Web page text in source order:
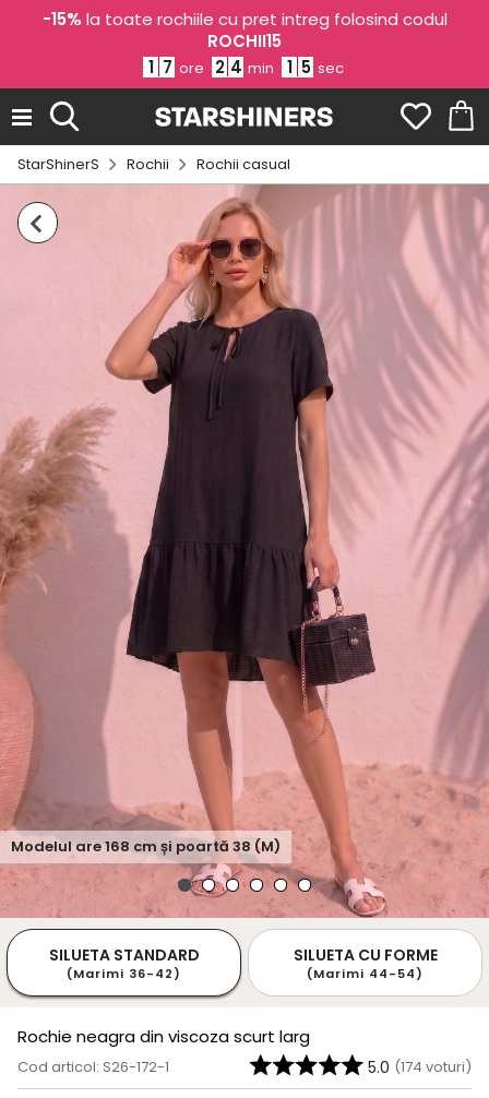
-15% la toate rochiile cu pret intreg folosind codul
ROCHII15
1 7 ore 2 4 min 1 5 sec
StarShinerS Rochii Rochii casual
Modelul are168 cm și poartă 38 (M)
SILUETA STANDARD
(Marimi 36-42)
SILUETA CU FORME
(Marimi 44-54)
Rochie neagra din viscoza scurt larg
Cod articol: S26-172-1 5.0 (174 voturi)